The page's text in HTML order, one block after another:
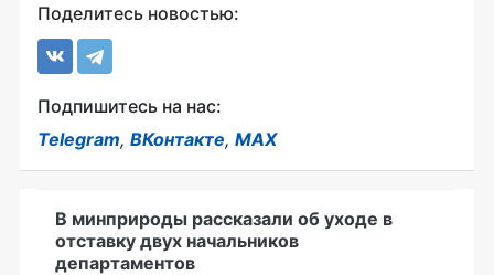
Поделитесь новостью:
Подпишитесь на нас:
Telegram, ВКонтакте, MAX
В минприроды рассказали об уходе в
отставку двух начальников
департаментов